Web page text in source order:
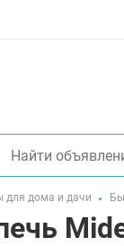
для дома и дачи